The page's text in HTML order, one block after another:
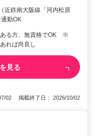
近鉄南大阪線「河内松原
勤OK
ある方、無資格でOK ※
れば尚良し
見る
02 掲載終了日： 2026/10/02